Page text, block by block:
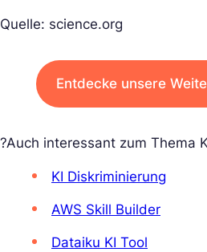
Quelle: science.org
Entdecke unsere
?Auch interessant zum Thema
KI Diskriminierung
AWS Skill Builder
Dataiku KI Tool